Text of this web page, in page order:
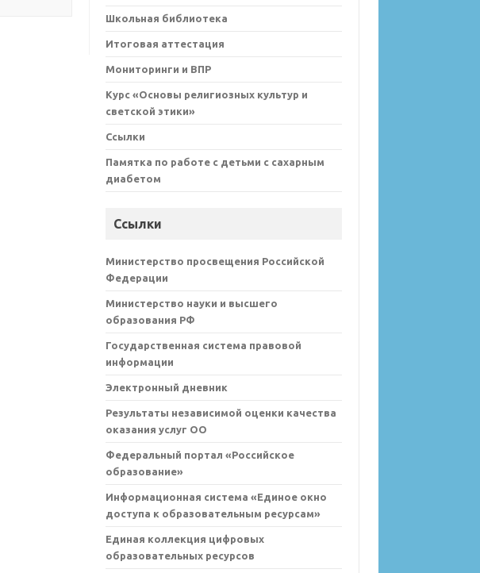
Школьная библиотека
Итоговая аттестация
Мониторинги и ВПР
Курс «Основы религиозных культур и
светской этики»
Ссылки
Памятка по работе с детьми с сахарным
диабетом
Ссылки
Министерство просвещения Российской
Федерации
Министерство науки и высшего
образования РФ
Государственная система правовой
информации
Электронный дневник
Результаты независимой оценки качества
оказания услуг ОО
Федеральный портал «Российское
образование»
Информационная система «Единое окно
доступа к образовательным ресурсам»
Единая коллекция цифровых
образовательных ресурсов